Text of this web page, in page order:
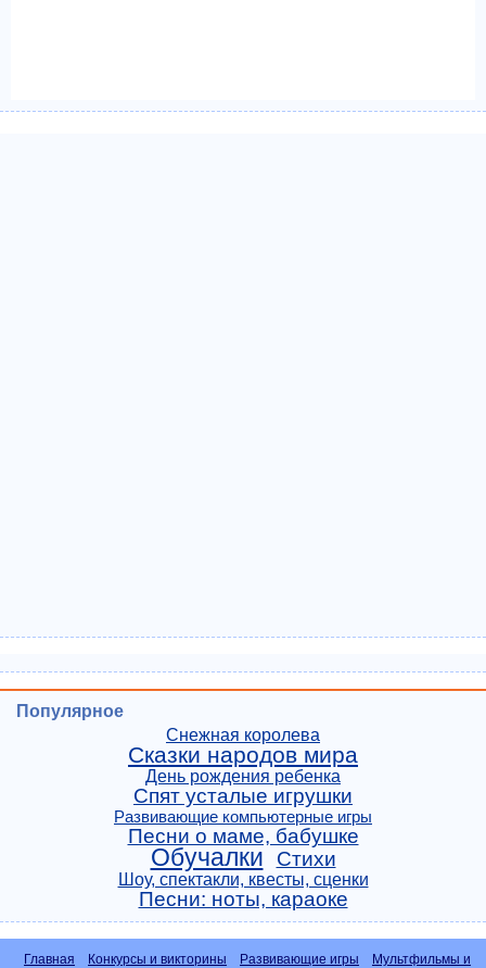
Популярное
Снежная королева
Сказки народов мира
День рождения ребенка
Спят усталые игрушки
Развивающие компьютерные игры
Песни о маме, бабушке
Обучалки Стихи
Шоу, спектакли, квесты, сценки
Песни: ноты, караоке
Главная Конкурсы и викторины Развивающие игры
Мультфильмы и